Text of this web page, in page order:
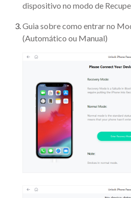
dispositivo no modo de
Guia sobre como entrar no
(Automático ou Manual)